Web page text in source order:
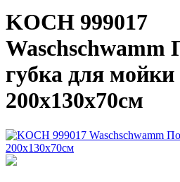
KOCH 999017
Waschschwamm
губка для мойки
200х130х70см